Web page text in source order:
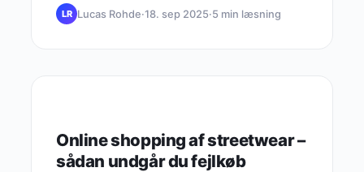
LR Lucas Rohde·18. sep 2025·5 min læsning
Online shopping af streetwear –
sådan undgår du fejlkøb